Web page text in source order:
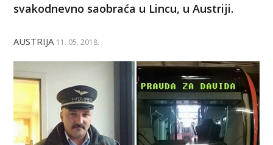
svakodnevno saobraća u Lincu, u Austriji.
AUSTRIJA 11. 05. 2018.